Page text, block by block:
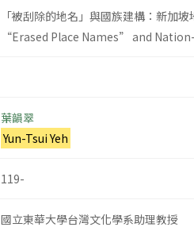
「被刮除的地名」與國族建構：新加
“Erased Place Names” and
葉韻翠
Yun-Tsui Yeh
119-
國立東華大學台灣文化學系助理教授